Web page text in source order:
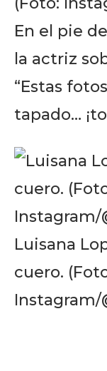
En el pie
la actriz
“Estas
tapado…
Luisana
cuero.
Instagram/